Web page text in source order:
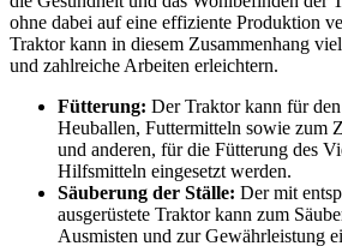
ohne dabei auf eine effiziente Produktion
Traktor kann in diesem Zusammenhang
und zahlreiche Arbeiten erleichtern.
Fütterung: Der Traktor kann für
Heuballen, Futtermitteln sowie zum
und anderen, für die Fütterung des
Hilfsmitteln eingesetzt werden.
Säuberung der Ställe: Der mit
ausgerüstete Traktor kann zum
Ausmisten und zur Gewährleistung